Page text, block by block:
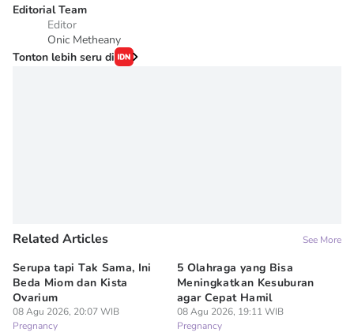
Editorial Team
Editor
Onic Metheany
Tonton lebih seru di
Related Articles See More
Serupa tapi Tak Sama, Ini
Beda Miom dan Kista
Ovarium
08 Agu 2026, 20:07 WIB
Pregnancy
5 Olahraga yang Bisa
Meningkatkan Kesuburan
agar Cepat Hamil
08 Agu 2026, 19:11 WIB
Pregnancy